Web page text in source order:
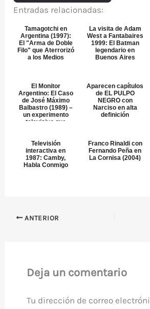
Entradas relacionadas:
Tamagotchi en
Argentina (1997):
El "Arma de Doble
Filo" que Aterrorizó
a los Medios
La visita de Adam
West a Fantabaires
1999: El Batman
legendario en
Buenos Aires
El Monitor
Argentino: El Caso
de José Máximo
Balbastro (1989) –
un experimento
televisivo que
Aparecen capítulos
de EL PULPO
NEGRO con
Narciso en alta
definición
Televisión
interactiva en
1987: Camby,
Habla Conmigo
Franco Rinaldi con
Fernando Peña en
La Cornisa (2004)
ANTERIOR
Deja un comentario
Tu dirección de correo